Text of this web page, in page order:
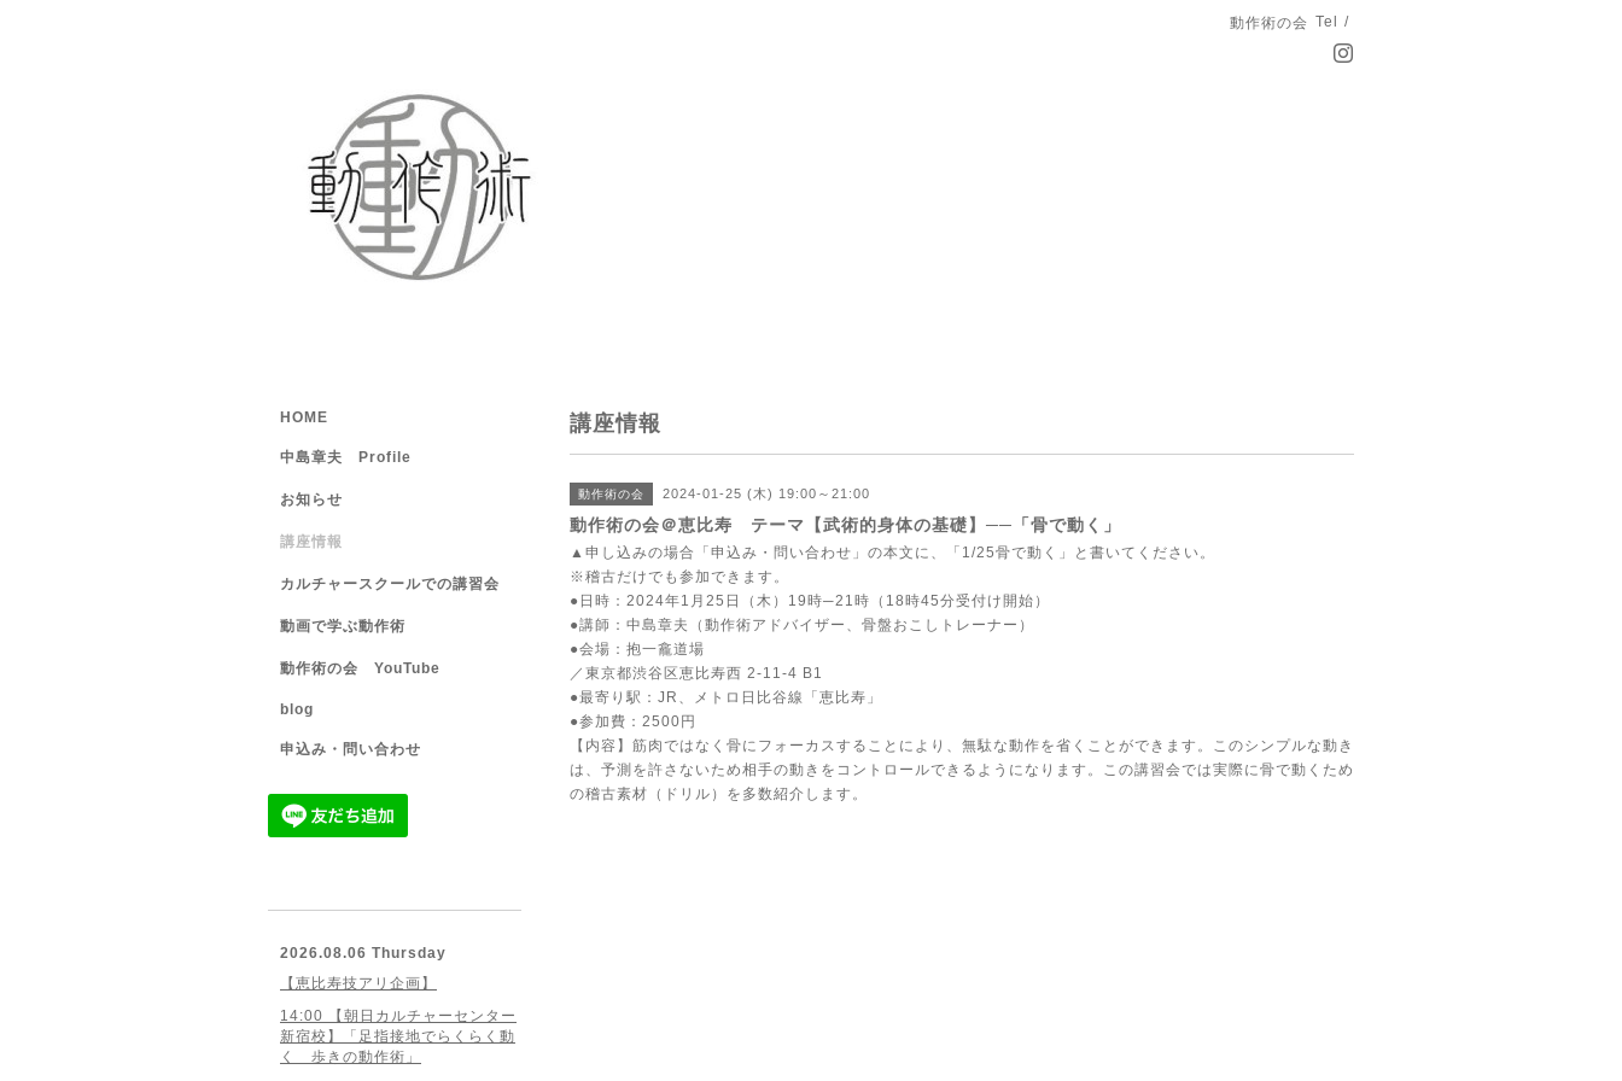
動作術の会 Tel /
講座情報
動作術の会 2024-01-25 (木) 19:00～21:00
動作術の会＠恵比寿 テーマ【武術的身体の基礎】──「骨で動く」
▲申し込みの場合「申込み・問い合わせ」の本文に、「1/25骨で動く」と書いてください。
※稽古だけでも参加できます。
●日時：2024年1月25日（木）19時─21時（18時45分受付け開始）
●講師：中島章夫（動作術アドバイザー、骨盤おこしトレーナー）
●会場：抱一龕道場
／東京都渋谷区恵比寿西 2-11-4 B1
●最寄り駅：JR、メトロ日比谷線「恵比寿」
●参加費：2500円
【内容】筋肉ではなく骨にフォーカスすることにより、無駄な動作を省くことができます。このシンプルな動き
は、予測を許さないため相手の動きをコントロールできるようになります。この講習会では実際に骨で動くため
の稽古素材（ドリル）を多数紹介します。
HOME
中島章夫 Profile
お知らせ
講座情報
カルチャースクールでの講習会
動画で学ぶ動作術
動作術の会 YouTube
blog
申込み・問い合わせ
2026.08.06 Thursday
【恵比寿技アリ企画】
14:00 【朝日カルチャーセンター
新宿校】「足指接地でらくらく動
く 歩きの動作術」